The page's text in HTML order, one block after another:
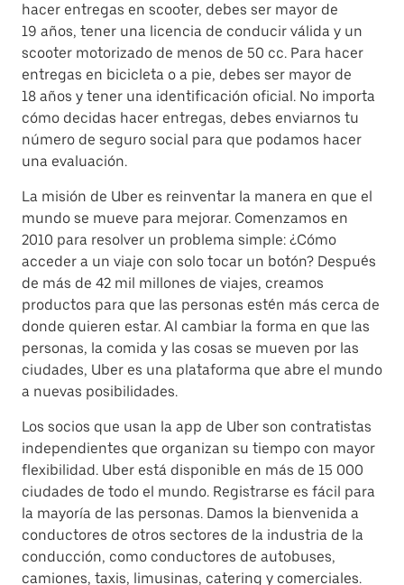
hacer entregas en scooter, debes ser mayor de
19 años, tener una licencia de conducir válida y un
scooter motorizado de menos de 50 cc. Para hacer
entregas en bicicleta o a pie, debes ser mayor de
18 años y tener una identificación oficial. No importa
cómo decidas hacer entregas, debes enviarnos tu
número de seguro social para que podamos hacer
una evaluación.
La misión de Uber es reinventar la manera en que el
mundo se mueve para mejorar. Comenzamos en
2010 para resolver un problema simple: ¿Cómo
acceder a un viaje con solo tocar un botón? Después
de más de 42 mil millones de viajes, creamos
productos para que las personas estén más cerca de
donde quieren estar. Al cambiar la forma en que las
personas, la comida y las cosas se mueven por las
ciudades, Uber es una plataforma que abre el mundo
a nuevas posibilidades.
Los socios que usan la app de Uber son contratistas
independientes que organizan su tiempo con mayor
flexibilidad. Uber está disponible en más de 15 000
ciudades de todo el mundo. Registrarse es fácil para
la mayoría de las personas. Damos la bienvenida a
conductores de otros sectores de la industria de la
conducción, como conductores de autobuses,
camiones, taxis, limusinas, catering y comerciales.